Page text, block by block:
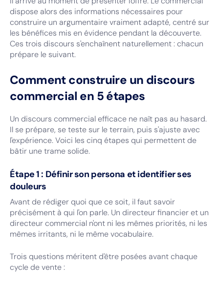
dispose alors des informations nécessaires pour
construire un argumentaire vraiment adapté, centré sur
les bénéfices mis en évidence pendant la découverte.
Ces trois discours s'enchaînent naturellement : chacun
prépare le suivant.
Comment construire un discours
commercial en 5 étapes
Un discours commercial efficace ne naît pas au hasard.
Il se prépare, se teste sur le terrain, puis s'ajuste avec
l'expérience. Voici les cinq étapes qui permettent de
bâtir une trame solide.
Étape 1 : Définir son persona et identifier ses
douleurs
Avant de rédiger quoi que ce soit, il faut savoir
précisément à qui l'on parle. Un directeur financier et un
directeur commercial n'ont ni les mêmes priorités, ni les
mêmes irritants, ni le même vocabulaire.
Trois questions méritent d'être posées avant chaque
cycle de vente :